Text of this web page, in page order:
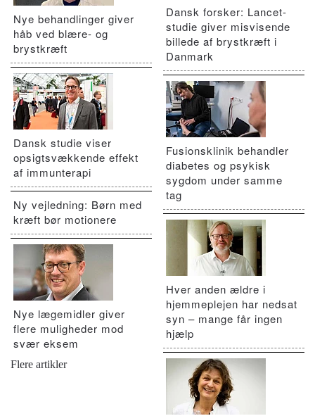
Nye behandlinger giver
håb ved blære- og
brystkræft
Dansk studie viser
opsigtsvækkende effekt
af immunterapi
Ny vejledning: Børn med
kræft bør motionere
Nye lægemidler giver
flere muligheder mod
svær eksem
Flere artikler
Dansk forsker: Lancet-
studie giver misvisende
billede af brystkræft i
Danmark
Fusionsklinik behandler
diabetes og psykisk
sygdom under samme
tag
Hver anden ældre i
hjemmeplejen har nedsat
syn – mange får ingen
hjælp